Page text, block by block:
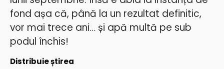
fond așa că, până la un rezultat definitic,
vor mai trece ani… și apă multă pe sub
podul închis!
Distribuie știrea